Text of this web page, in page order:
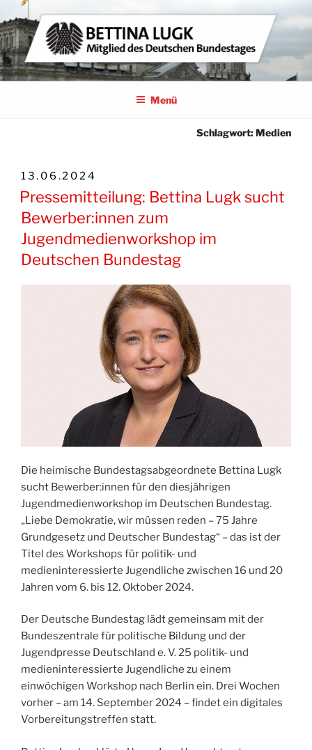
Zum
Inhalt
springen
BETTINA LUGK
MITGLIED DES DEUTSCHEN BUNDESTAGES
Menü
Schlagwort:Medien
VERÖFFENTLICHT
AM
13.06.2024
Pressemitteilung: Bettina Lugk sucht
Bewerber:innen zum
Jugendmedienworkshop im
Deutschen Bundestag
Die heimische Bundestagsabgeordnete Bettina Lugk
sucht Bewerber:innen für den diesjährigen
Jugendmedienworkshop im Deutschen Bundestag.
„Liebe Demokratie, wir müssen reden – 75 Jahre
Grundgesetz und Deutscher Bundestag“ – das ist der
Titel des Workshops für politik- und
medieninteressierte Jugendliche zwischen 16 und 20
Jahren vom 6. bis 12. Oktober 2024.
Der Deutsche Bundestag lädt gemeinsam mit der
Bundeszentrale für politische Bildung und der
Jugendpresse Deutschland e. V. 25 politik- und
medieninteressierte Jugendliche zu einem
einwöchigen Workshop nach Berlin ein. Drei Wochen
vorher – am 14. September 2024 – findet ein digitales
Vorbereitungstreffen statt.